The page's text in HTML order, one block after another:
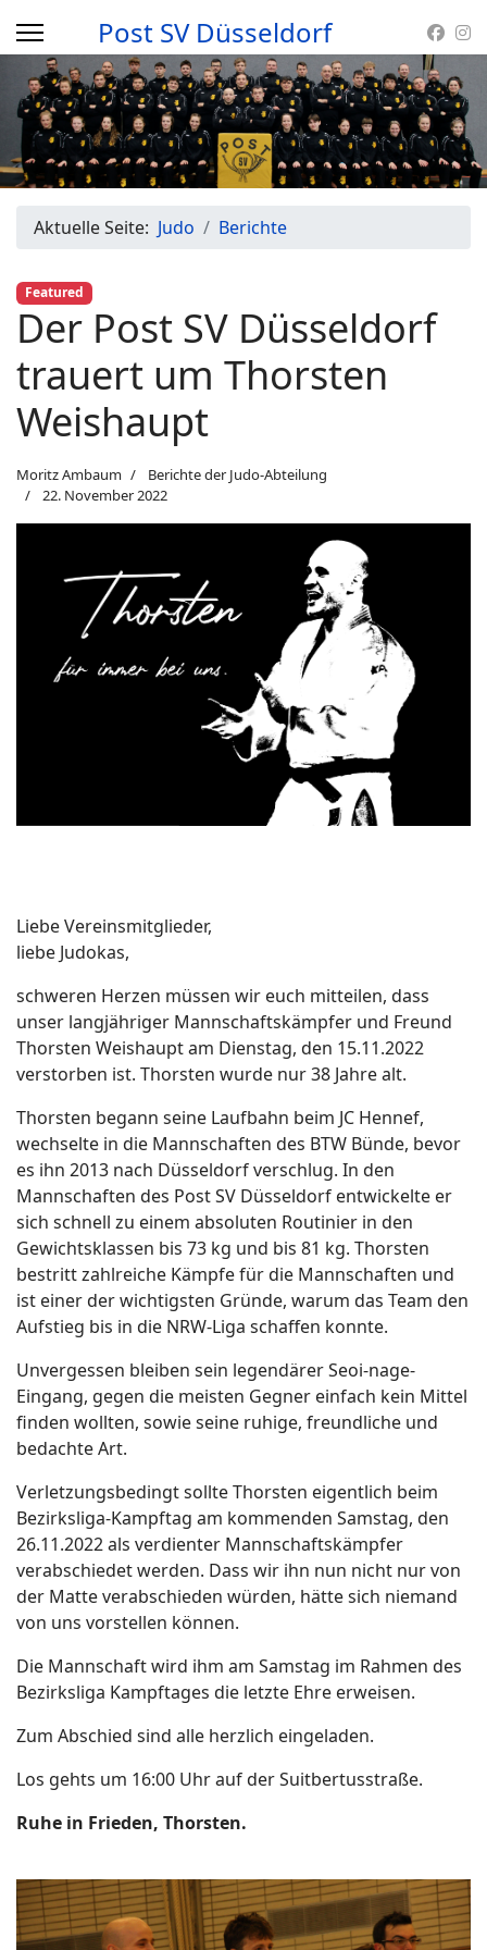
Post SV Düsseldorf
Aktuelle Seite: Judo Berichte
Featured
Der Post SV Düsseldorf
trauert um Thorsten
Weishaupt
Moritz Ambaum
Berichte der Judo-Abteilung
22. November 2022
Liebe Vereinsmitglieder,
liebe Judokas,
schweren Herzen müssen wir euch mitteilen, dass
unser langjähriger Mannschaftskämpfer und Freund
Thorsten Weishaupt am Dienstag, den 15.11.2022
verstorben ist. Thorsten wurde nur 38 Jahre alt.
Thorsten begann seine Laufbahn beim JC Hennef,
wechselte in die Mannschaften des BTW Bünde, bevor
es ihn 2013 nach Düsseldorf verschlug. In den
Mannschaften des Post SV Düsseldorf entwickelte er
sich schnell zu einem absoluten Routinier in den
Gewichtsklassen bis 73 kg und bis 81 kg. Thorsten
bestritt zahlreiche Kämpfe für die Mannschaften und
ist einer der wichtigsten Gründe, warum das Team den
Aufstieg bis in die NRW-Liga schaffen konnte.
Unvergessen bleiben sein legendärer Seoi-nage-
Eingang, gegen die meisten Gegner einfach kein Mittel
finden wollten, sowie seine ruhige, freundliche und
bedachte Art.
Verletzungsbedingt sollte Thorsten eigentlich beim
Bezirksliga-Kampftag am kommenden Samstag, den
26.11.2022 als verdienter Mannschaftskämpfer
verabschiedet werden. Dass wir ihn nun nicht nur von
der Matte verabschieden würden, hätte sich niemand
von uns vorstellen können.
Die Mannschaft wird ihm am Samstag im Rahmen des
Bezirksliga Kampftages die letzte Ehre erweisen.
Zum Abschied sind alle herzlich eingeladen.
Los gehts um 16:00 Uhr auf der Suitbertusstraße.
Ruhe in Frieden, Thorsten.